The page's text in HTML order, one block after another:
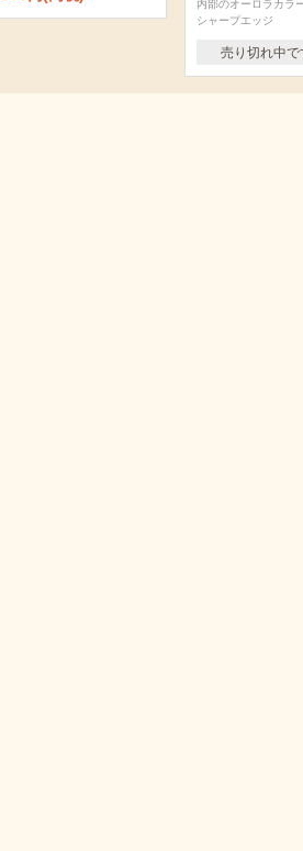
内部のオーロラカラ
シャープエッジ
売り切れ中で